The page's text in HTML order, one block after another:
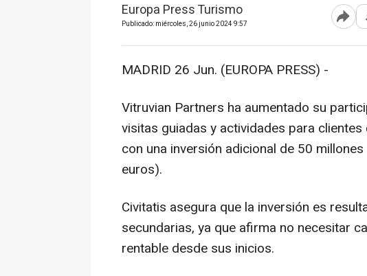
Europa Press Turismo
Publicado: miércoles, 26 junio 2024 9:57
MADRID 26 Jun. (EUROPA PRESS) -
Vitruvian Partners ha aumentado su
visitas guiadas y actividades para
con una inversión adicional de 50
euros).
Civitatis asegura que la inversión es
secundarias, ya que afirma no necesitar
rentable desde sus inicios.